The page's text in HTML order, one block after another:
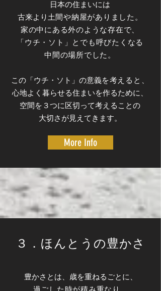
日本の住まいには
古来より土間や納屋がありました。
家の中にある外のような存在で、
「ウチ・ソト」とでも呼びたくなる
中間の場所でした。
この「ウチ・ソト」の意義を考えると、
​心地よく暮らせる住まいを作るために、
空間を３つに区切って考えることの
大切さが見えてきます。
More Info
３．​ほんとうの豊かさ
豊かさとは、歳を重ねるごとに、